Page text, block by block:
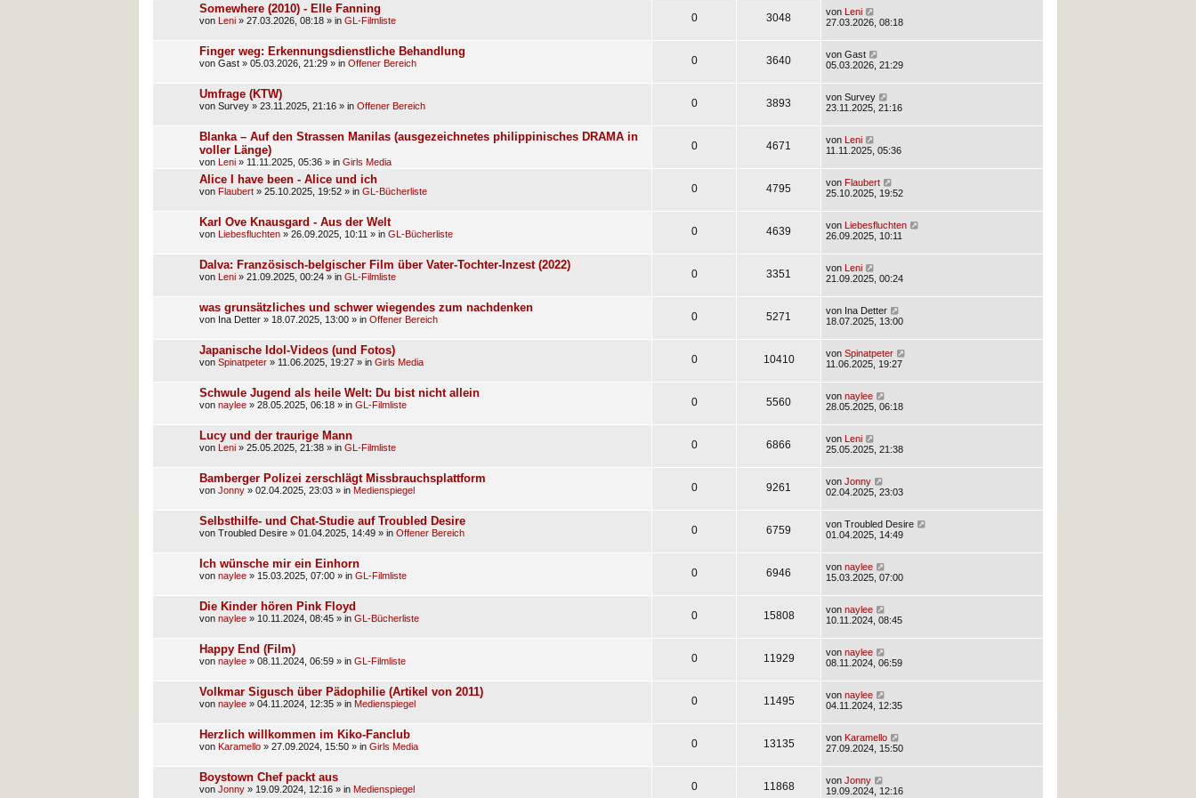
Somewhere (2010) - Elle Fanning
von Leni » 27.03.2026, 08:18 » in GL-Filmliste 0 3048 von Leni
27.03.2026, 08:18
Finger weg: Erkennungsdienstliche Behandlung
von Gast » 05.03.2026, 21:29 » in Offener Bereich 0 3640 von Gast
05.03.2026, 21:29
Umfrage (KTW)
von Survey » 23.11.2025, 21:16 » in Offener Bereich 0 3893 von Survey
23.11.2025, 21:16
Blanka – Auf den Strassen Manilas (ausgezeichnetes philippinisches DRAMA in
voller Länge)
von Leni » 11.11.2025, 05:36 » in Girls Media
0 4671 von Leni
11.11.2025, 05:36
Alice I have been - Alice und ich
von Flaubert » 25.10.2025, 19:52 » in GL-Bücherliste 0 4795 von Flaubert
25.10.2025, 19:52
Karl Ove Knausgard - Aus der Welt
von Liebesfluchten » 26.09.2025, 10:11 » in GL-Bücherliste 0 4639 von Liebesfluchten
26.09.2025, 10:11
Dalva: Französisch-belgischer Film über Vater-Tochter-Inzest (2022)
von Leni » 21.09.2025, 00:24 » in GL-Filmliste 0 3351 von Leni
21.09.2025, 00:24
was grunsätzliches und schwer wiegendes zum nachdenken
von Ina Detter » 18.07.2025, 13:00 » in Offener Bereich 0 5271 von Ina Detter
18.07.2025, 13:00
Japanische Idol-Videos (und Fotos)
von Spinatpeter » 11.06.2025, 19:27 » in Girls Media 0 10410 von Spinatpeter
11.06.2025, 19:27
Schwule Jugend als heile Welt: Du bist nicht allein
von naylee » 28.05.2025, 06:18 » in GL-Filmliste 0 5560 von naylee
28.05.2025, 06:18
Lucy und der traurige Mann
von Leni » 25.05.2025, 21:38 » in GL-Filmliste 0 6866 von Leni
25.05.2025, 21:38
Bamberger Polizei zerschlägt Missbrauchsplattform
von Jonny » 02.04.2025, 23:03 » in Medienspiegel 0 9261 von Jonny
02.04.2025, 23:03
Selbsthilfe- und Chat-Studie auf Troubled Desire
von Troubled Desire » 01.04.2025, 14:49 » in Offener Bereich 0 6759 von Troubled Desire
01.04.2025, 14:49
Ich wünsche mir ein Einhorn
von naylee » 15.03.2025, 07:00 » in GL-Filmliste 0 6946 von naylee
15.03.2025, 07:00
Die Kinder hören Pink Floyd
von naylee » 10.11.2024, 08:45 » in GL-Bücherliste 0 15808 von naylee
10.11.2024, 08:45
Happy End (Film)
von naylee » 08.11.2024, 06:59 » in GL-Filmliste 0 11929 von naylee
08.11.2024, 06:59
Volkmar Sigusch über Pädophilie (Artikel von 2011)
von naylee » 04.11.2024, 12:35 » in Medienspiegel 0 11495 von naylee
04.11.2024, 12:35
Herzlich willkommen im Kiko-Fanclub
von Karamello » 27.09.2024, 15:50 » in Girls Media 0 13135 von Karamello
27.09.2024, 15:50
Boystown Chef packt aus
von Jonny » 19.09.2024, 12:16 » in Medienspiegel 0 11868 von Jonny
19.09.2024, 12:16